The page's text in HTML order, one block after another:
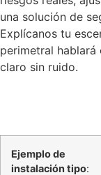
una solución de
Explícanos tu
perimetral
claro sin ruido.
Ejemplo de
instalación tipo: